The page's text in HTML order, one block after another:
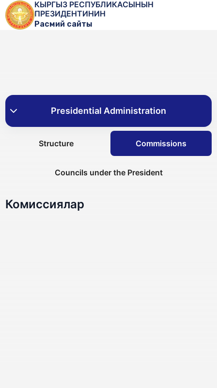
Расмий сайты
КЫРГЫЗ РЕСПУБЛИКАСЫНЫН
ПРЕЗИДЕНТИНИН
Structure Commissions
Councils under the President
Комиссиялар